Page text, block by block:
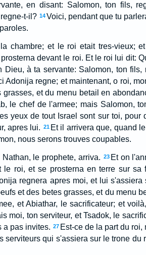
en disant: Salomon, ton fils,
t-il? 14Voici, pendant que tu
chambre; et le roi etait tres-vieux;
devant le roi. Et le roi lui dit:
à ta servante: Salomon, ton fils,
Adonija regne; et maintenant, o roi,
et du menu betail en
le chef de l'armee; mais Salomon,
yeux de tout Israel sont sur toi, pour
apres lui. 21 Et il arrivera que, quand
nous serons trouves coupables.
le prophete, arriva. 23 Et on
roi, et se prosterna en terre sur sa
regnera apres moi, et lui s'assiera
et des betes grasses, et du menu
et Abiathar, le sacrificateur; et
moi, ton serviteur, et Tsadok, le
a pas invites. 27 Est-ce de la part du roi,
serviteurs qui s'assiera sur le trone du